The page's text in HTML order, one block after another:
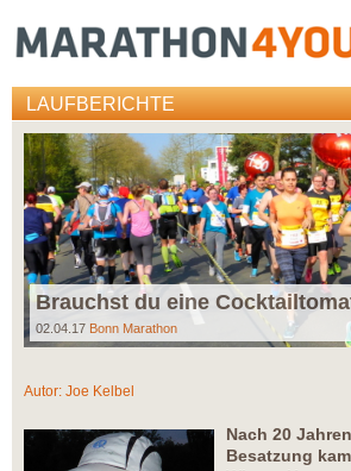
LAUFBERICHTE
Brauchst du eine
02.04.17 Bonn Marathon
Autor: Joe Kelbel
Nach 20
Besatzung